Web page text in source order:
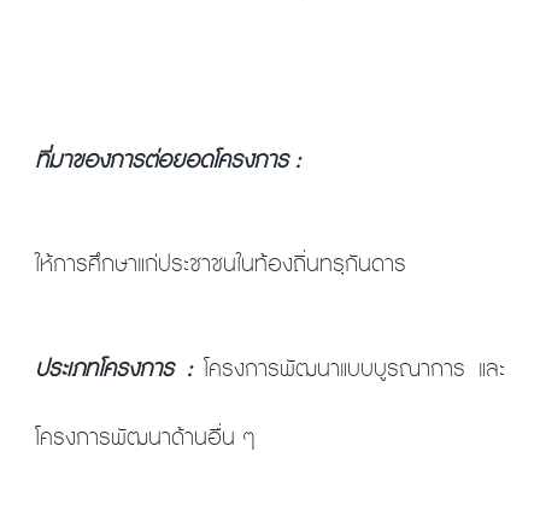
ที่มาของการต่อยอดโครงการ :
ให้การศึกษาแก่ประชาชนในท้องถิ่นทรุกันดาร
ประเภทโครงการ :โครงการพัฒนาแบบบูรณาการ และ
โครงการพัฒนาด้านอื่น ๆ